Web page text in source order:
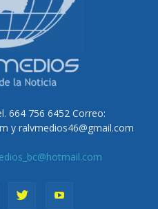
664 756 6452 Correo:
y ralvmedios46@gmail.com